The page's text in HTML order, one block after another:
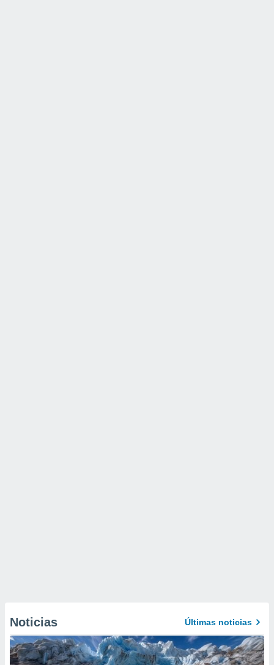
Noticias Últimas noticias